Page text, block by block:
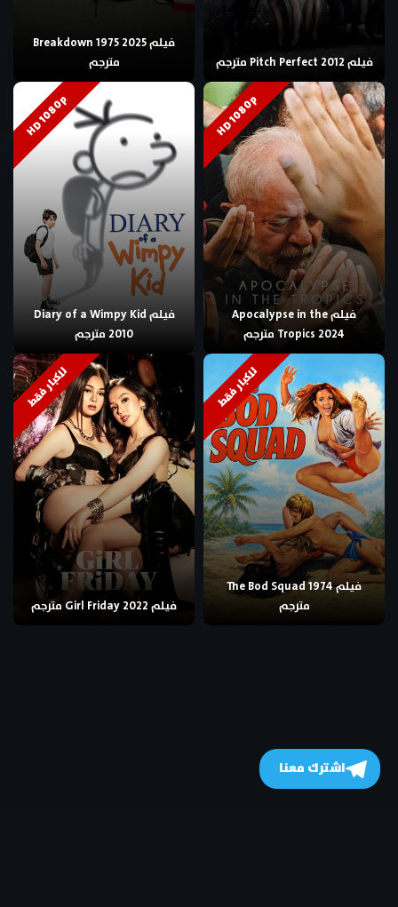
فيلم Pitch Perfect 2012 مترجم
فيلم Breakdown 1975 2025
مترجم
HD 1080p
فيلم Apocalypse in the
Tropics 2024 مترجم
HD 1080p
فيلم Diary of a Wimpy Kid
2010 مترجم
للكبار فقط
فيلم The Bod Squad 1974
مترجم
للكبار فقط
فيلم Girl Friday 2022 مترجم
اشترك معنا